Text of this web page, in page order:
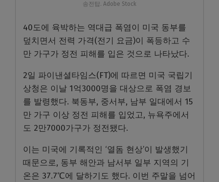
송전탑. Adobe Stock
40도에 육박하는 역대급 폭염이 미국 동부를
덮치면서 전력 가격(전기 요금)이 폭등하고 수
만 가구가 정전 피해를 입은 것으로 나타났다.
2일 파이낸셜타임스(FT)에 따르면 미국 국립기
상청은 이날 1억3000명을 대상으로 폭염 경보
를 발령했다. 북동부, 중서부, 남부 일대에서 15
만 가구 이상 정전 피해를 입었고, 뉴욕주에서
도 2만7000가구가 정전됐다.
이는 미국에 기록적인 ‘열돔 현상’이 발생했기
때문으로, 동부 해안과 남서부 일부 지역의 기
온은 37.7℃에 달하기도 했다. 이번 주말을 넘어